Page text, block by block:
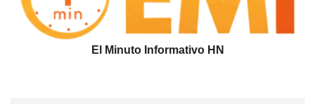
El Minuto Informativo HN